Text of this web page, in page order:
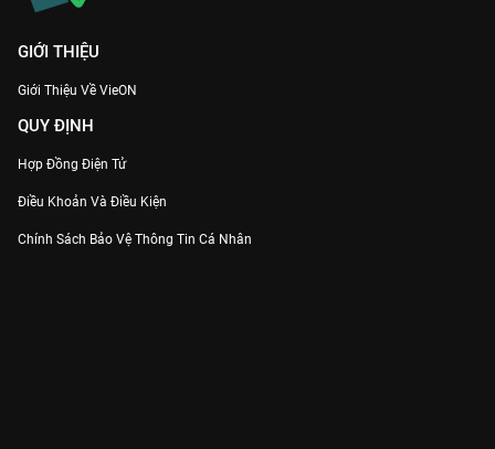
GIỚI THIỆU
Giới Thiệu Về VieON
QUY ĐỊNH
Hợp Đồng Điện Tử
Điều Khoản Và Điều Kiện
Chính Sách Bảo Vệ Thông Tin Cá Nhân